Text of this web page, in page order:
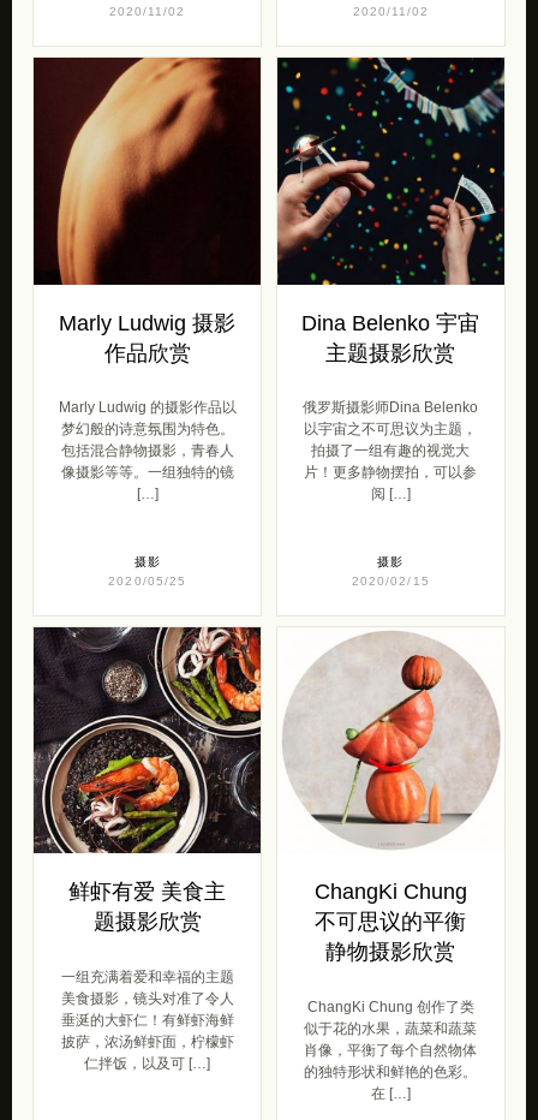
2020/11/02
2020/11/02
Marly Ludwig 摄影
作品欣赏
Marly Ludwig 的摄影作品以
梦幻般的诗意氛围为特色。
包括混合静物摄影，青春人
像摄影等等。一组独特的镜
[…]
摄影
2020/05/25
Dina Belenko 宇宙
主题摄影欣赏
俄罗斯摄影师Dina Belenko
以宇宙之不可思议为主题，
拍摄了一组有趣的视觉大
片！更多静物摆拍，可以参
阅 […]
摄影
2020/02/15
鲜虾有爱 美食主
题摄影欣赏
一组充满着爱和幸福的主题
美食摄影，镜头对准了令人
垂涎的大虾仁！有鲜虾海鲜
披萨，浓汤鲜虾面，柠檬虾
仁拌饭，以及可 […]
ChangKi Chung
不可思议的平衡
静物摄影欣赏
ChangKi Chung 创作了类
似于花的水果，蔬菜和蔬菜
肖像，平衡了每个自然物体
的独特形状和鲜艳的色彩。
在 […]